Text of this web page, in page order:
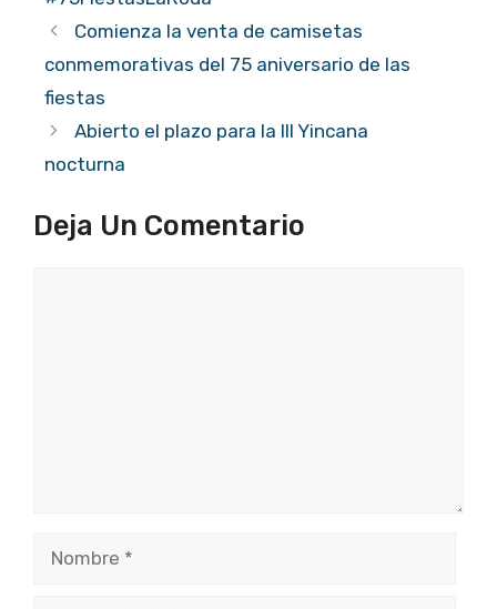
Comienza la venta de camisetas
conmemorativas del 75 aniversario de las
fiestas
Abierto el plazo para la III Yincana
nocturna
Deja Un Comentario